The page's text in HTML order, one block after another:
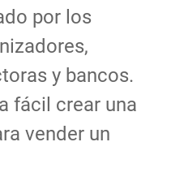
por los
y bancos.
fácil crear una
vender un